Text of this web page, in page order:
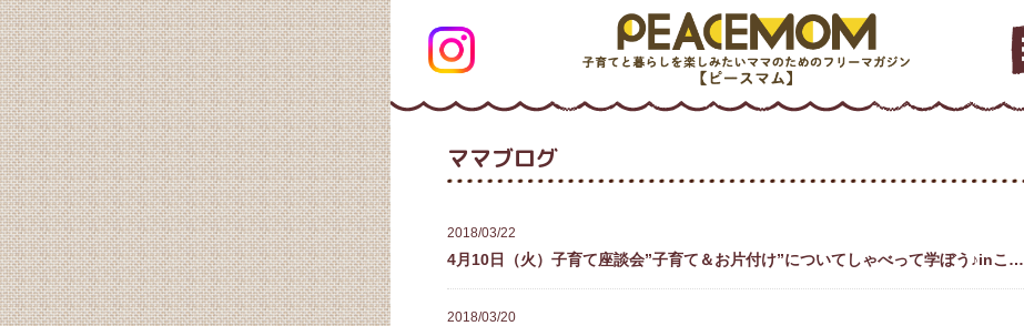
ママブログ
2018/03/22
4月10日（火）子育て座談会”子育て＆お片付け”についてしゃべって学ぼう♪inこ…
2018/03/20